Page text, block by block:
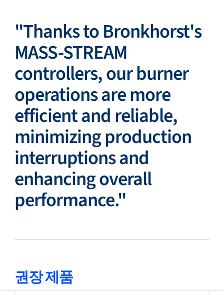
"Thanks to Bronkhorst's
MASS-STREAM
controllers, our burner
operations are more
efficient and reliable,
minimizing production
interruptions and
enhancing overall
performance."
권장 제품